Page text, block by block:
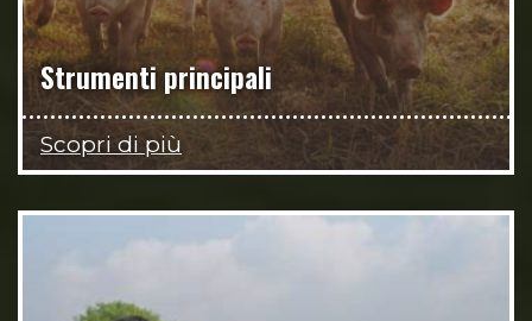
Strumenti principali
Scopri di più